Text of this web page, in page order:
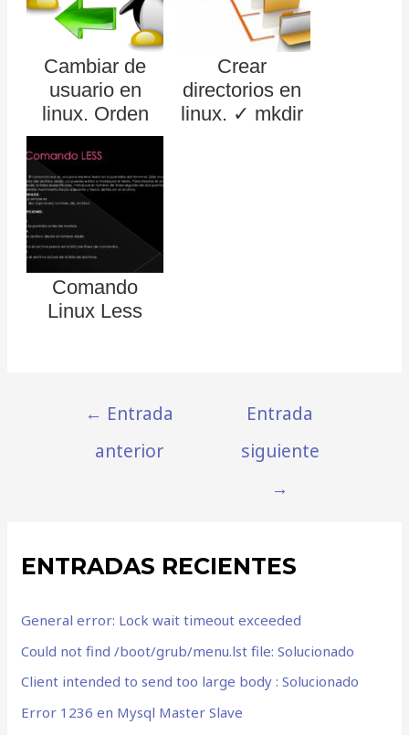
Cambiar de
usuario en
linux. Orden
linux su switch
user
Crear
directorios en
linux. ✓ mkdir
Comando
Linux Less
← Entrada
anterior
Entrada
siguiente
→
ENTRADAS RECIENTES
General error: Lock wait timeout exceeded
Could not find /boot/grub/menu.lst file: Solucionado
Client intended to send too large body : Solucionado
Error 1236 en Mysql Master Slave